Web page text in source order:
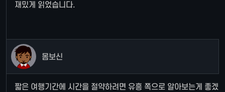
재밌게 읽었습니다.
몸보신
짧은 여행기간에 시간을 절약하려면 유흥 쪽으로 알아보는게 좋겠